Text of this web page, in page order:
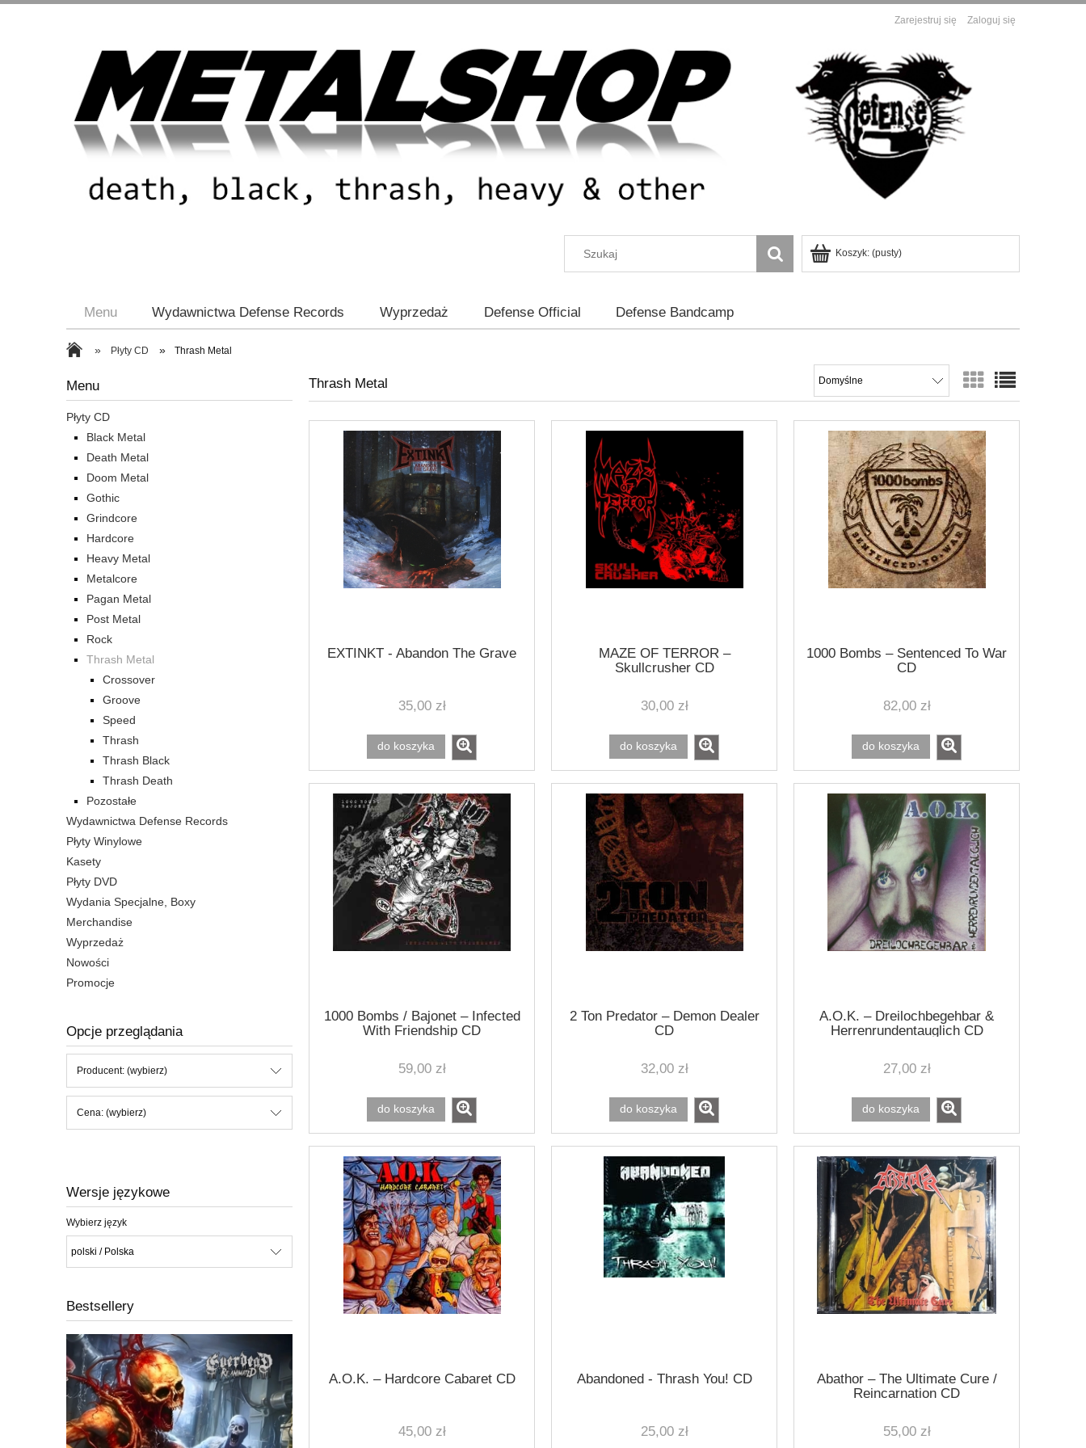
Zarejestruj się Zaloguj się
Koszyk: (pusty)
Menu Wydawnictwa Defense Records Wyprzedaż Defense Official Defense Bandcamp
» Płyty CD » Thrash Metal
Menu
Płyty CD
Black Metal
Death Metal
Doom Metal
Gothic
Grindcore
Hardcore
Heavy Metal
Metalcore
Pagan Metal
Post Metal
Rock
Thrash Metal
Crossover
Groove
Speed
Thrash
Thrash Black
Thrash Death
Pozostałe
Wydawnictwa Defense Records
Płyty Winylowe
Kasety
Płyty DVD
Wydania Specjalne, Boxy
Merchandise
Wyprzedaż
Nowości
Promocje
Opcje przeglądania
Producent: (wybierz)
Cena: (wybierz)
Wersje językowe
Wybierz język
Bestsellery
Thrash Metal
EXTINKT - Abandon The Grave
35,00 zł
do koszyka
MAZE OF TERROR –
Skullcrusher CD
30,00 zł
do koszyka
1000 Bombs ‎– Sentenced To War
CD
82,00 zł
do koszyka
1000 Bombs / Bajonet – Infected
With Friendship CD
59,00 zł
do koszyka
2 Ton Predator ‎– Demon Dealer
CD
32,00 zł
do koszyka
A.O.K. – Dreilochbegehbar &
Herrenrundentauglich CD
27,00 zł
do koszyka
A.O.K. ‎– Hardcore Cabaret CD
45,00 zł
Abandoned - Thrash You! CD
25,00 zł
Abathor – The Ultimate Cure /
Reincarnation CD
55,00 zł